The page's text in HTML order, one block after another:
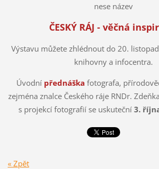
nese název
ČESKÝ RÁJ - věčná
Výstavu můžete zhlédnout do 20.
knihovny a infocentra.
Úvodní přednáška fotografa,
zejména znalce Českého ráje RNDr.
s projekcí fotografií se uskuteční 3.
« Zpět